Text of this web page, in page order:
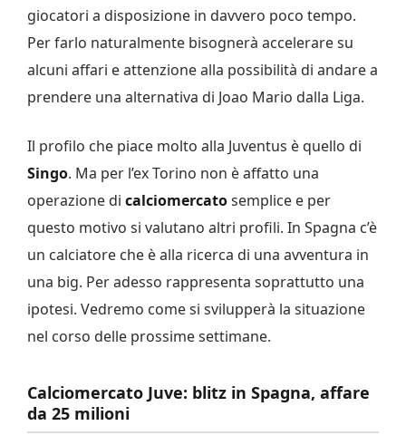
giocatori a disposizione in davvero poco tempo.
Per farlo naturalmente bisognerà accelerare su
alcuni affari e attenzione alla possibilità di andare a
prendere una alternativa di Joao Mario dalla Liga.
Il profilo che piace molto alla Juventus è quello di
Singo. Ma per l’ex Torino non è affatto una
operazione di calciomercatosemplice e per
questo motivo si valutano altri profili. In Spagna c’è
un calciatore che è alla ricerca di una avventura in
una big. Per adesso rappresenta soprattutto una
ipotesi. Vedremo come si svilupperà la situazione
nel corso delle prossime settimane.
Calciomercato Juve: blitz in Spagna, affare
da 25 milioni